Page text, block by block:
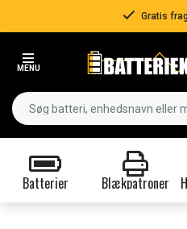
Gratis
MENU
Batterier Blækpatroner